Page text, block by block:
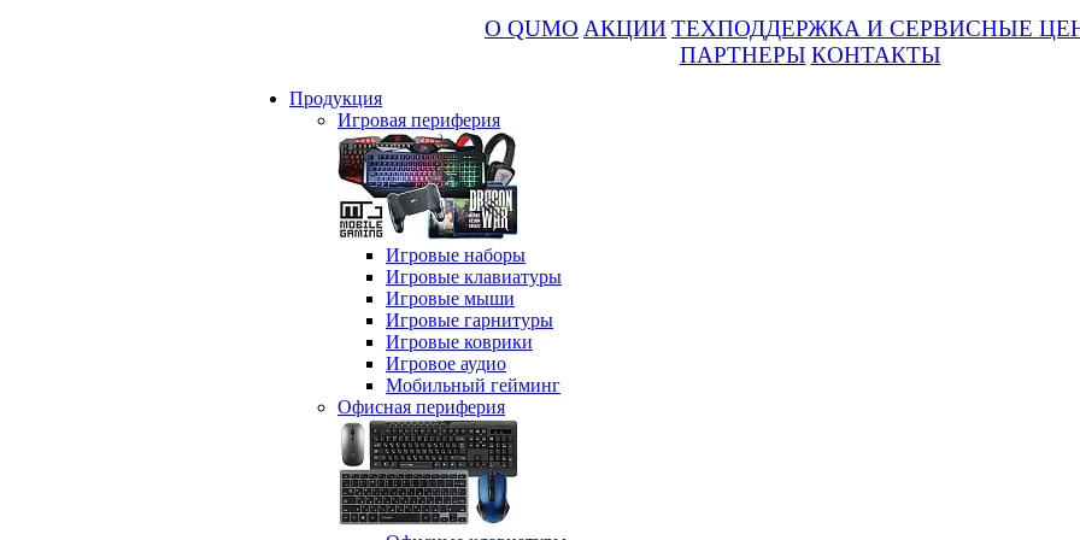
О QUMO АКЦИИ ТЕХПОДДЕРЖКА И СЕРВИСНЫЕ
ПАРТНЕРЫ КОНТАКТЫ
Продукция
Игровая периферия
Игровые наборы
Игровые клавиатуры
Игровые мыши
Игровые гарнитуры
Игровые коврики
Игровое аудио
Мобильный гейминг
Офисная периферия